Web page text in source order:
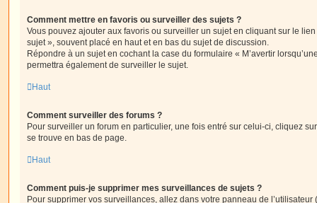
Comment mettre en favoris ou surveiller des sujets ?
Vous pouvez ajouter aux favoris ou surveiller un sujet en cliquant sur le
sujet », souvent placé en haut et en bas du sujet de discussion.
Répondre à un sujet en cochant la case du formulaire « M’avertir
permettra également de surveiller le sujet.
Haut
Comment surveiller des forums ?
Pour surveiller un forum en particulier, une fois entré sur celui-ci, cliquez
se trouve en bas de page.
Haut
Comment puis-je supprimer mes surveillances de sujets ?
Pour supprimer vos surveillances, allez dans votre panneau de